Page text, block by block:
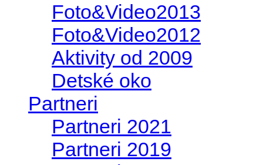
Foto&Video2013
Foto&Video2012
Aktivity od 2009
Detské oko
Partneri
Partneri 2021
Partneri 2019